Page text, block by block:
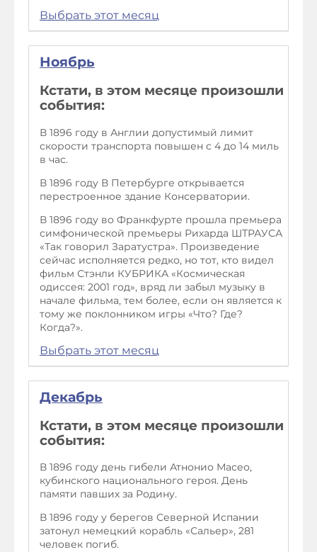
Выбрать этот месяц
Ноябрь
Кстати, в этом месяце произошли
события:
В 1896 году в Англии допустимый лимит
скорости транспорта повышен с 4 до 14 миль
в час.
В 1896 году В Петербурге открывается
перестроенное здание Консерватории.
В 1896 году во Франкфурте прошла премьера
симфонической премьеры Рихарда ШТРАУСА
«Так говорил Заратустра». Произведение
сейчас исполняется редко, но тот, кто видел
фильм Стэнли КУБРИКА «Космическая
одиссея: 2001 год», вряд ли забыл музыку в
начале фильма, тем более, если он является к
тому же поклонником игры «Что? Где?
Когда?».
Выбрать этот месяц
Декабрь
Кстати, в этом месяце произошли
события:
В 1896 году день гибели Атнонио Масео,
кубинского национального героя. День
памяти павших за Родину.
В 1896 году у берегов Северной Испании
затонул немецкий корабль «Сальер», 281
человек погиб.